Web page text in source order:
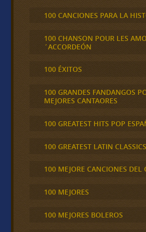
100 CANCIONES PARA LA
100 CHANSON POUR LES
´ACCORDEÓN
100 ÉXITOS
100 GRANDES FANDANGOS
MEJORES CANTAORES
100 GREATEST HITS POP
100 GREATEST LATIN CLASSICS,
100 MEJORE CANCIONES DEL
100 MEJORES
100 MEJORES BOLEROS